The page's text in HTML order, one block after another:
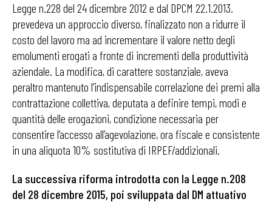
Legge n.228 del 24 dicembre 2012 e dal DPCM 22.1.2013.
prevedeva un approccio diverso, finalizzato non a ridurre il
costo del lavoro ma ad incrementare il valore netto degli
emolumenti erogati a fronte di incrementi della produttività
aziendale. La modifica, di carattere sostanziale, aveva
peraltro mantenuto l’indispensabile correlazione dei premi alla
contrattazione collettiva, deputata a definire tempi, modi e
quantità delle erogazioni, condizione necessaria per
consentire l’accesso all’agevolazione, ora fiscale e consistente
in una aliquota 10% sostitutiva di IRPEF/addizionali.
La successiva riforma introdotta con la Legge n.208
del 28 dicembre 2015, poi sviluppata dal DM attuativo